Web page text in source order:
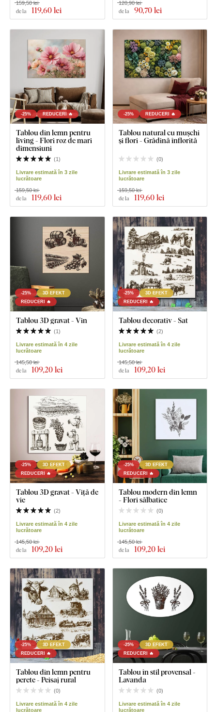
de la 119,60 lei
159,50 lei
de la 90,70 lei
120,90 lei
-25% REDUCERI 🔥
Tablou din lemn pentru
living - Flori roz de mari
dimensiuni
(1)
Livrare estimată în 3 zile
lucrătoare
de la 119,60 lei
159,50 lei
-25% REDUCERI 🔥
Tablou natural cu mușchi
și flori - Grădină înflorită
(0)
Livrare estimată în 3 zile
lucrătoare
de la 119,60 lei
159,50 lei
-25%
3D EFEKT
REDUCERI 🔥
Tablou 3D gravat - Vin
(1)
Livrare estimată în 4 zile
lucrătoare
de la 109,20 lei
145,50 lei
-25%
3D EFEKT
REDUCERI 🔥
Tablou decorativ - Sat
(2)
Livrare estimată în 4 zile
lucrătoare
de la 109,20 lei
145,50 lei
-25%
3D EFEKT
REDUCERI 🔥
Tablou 3D gravat - Viță de
vie
(2)
Livrare estimată în 4 zile
lucrătoare
de la 109,20 lei
145,50 lei
-25%
3D EFEKT
REDUCERI 🔥
Tablou modern din lemn
- Flori sălbatice
(0)
Livrare estimată în 4 zile
lucrătoare
de la 109,20 lei
145,50 lei
-25%
3D EFEKT
REDUCERI 🔥
Tablou din lemn pentru
perete - Peisaj rural
(0)
Livrare estimată în 4 zile
lucrătoare
-25%
3D EFEKT
REDUCERI 🔥
Tablou în stil provensal -
Lavanda
(0)
Livrare estimată în 4 zile
lucrătoare